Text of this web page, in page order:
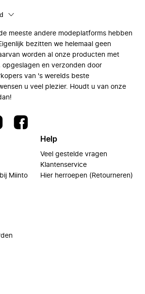
meeste andere modeplatforms hebben
bezitten we helemaal geen
worden al onze producten met
opgeslagen en verzonden door
van 's werelds beste
u veel plezier. Houdt u van onze
Miinto
Help
Veel gestelde vragen
Klantenservice
Hier herroepen (Retourneren)